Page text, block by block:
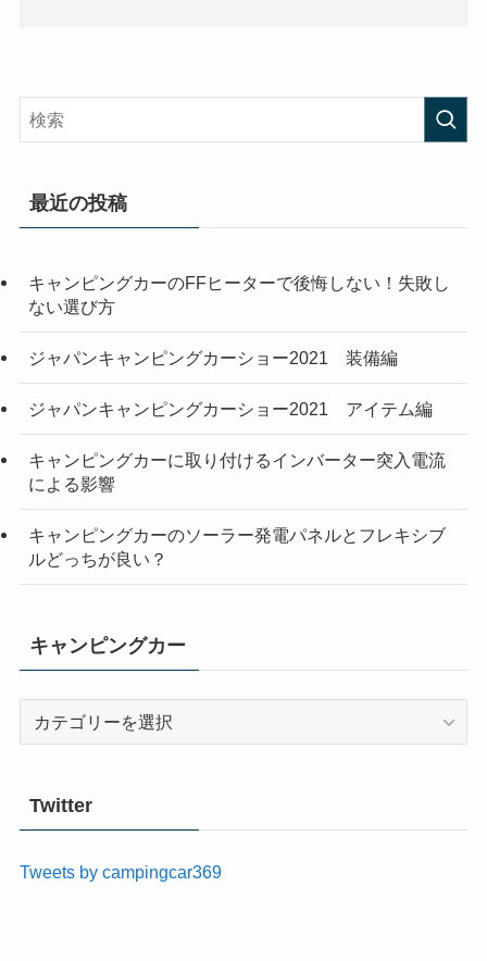
最近の投稿
キャンピングカーのFFヒーターで後悔しない！失敗し
ない選び方
ジャパンキャンピングカーショー2021 装備編
ジャパンキャンピングカーショー2021 アイテム編
キャンピングカーに取り付けるインバーター突入電流
による影響
キャンピングカーのソーラー発電パネルとフレキシブ
ルどっちが良い？
キャンピングカー
カ
Twitter
Tweets by campingcar369